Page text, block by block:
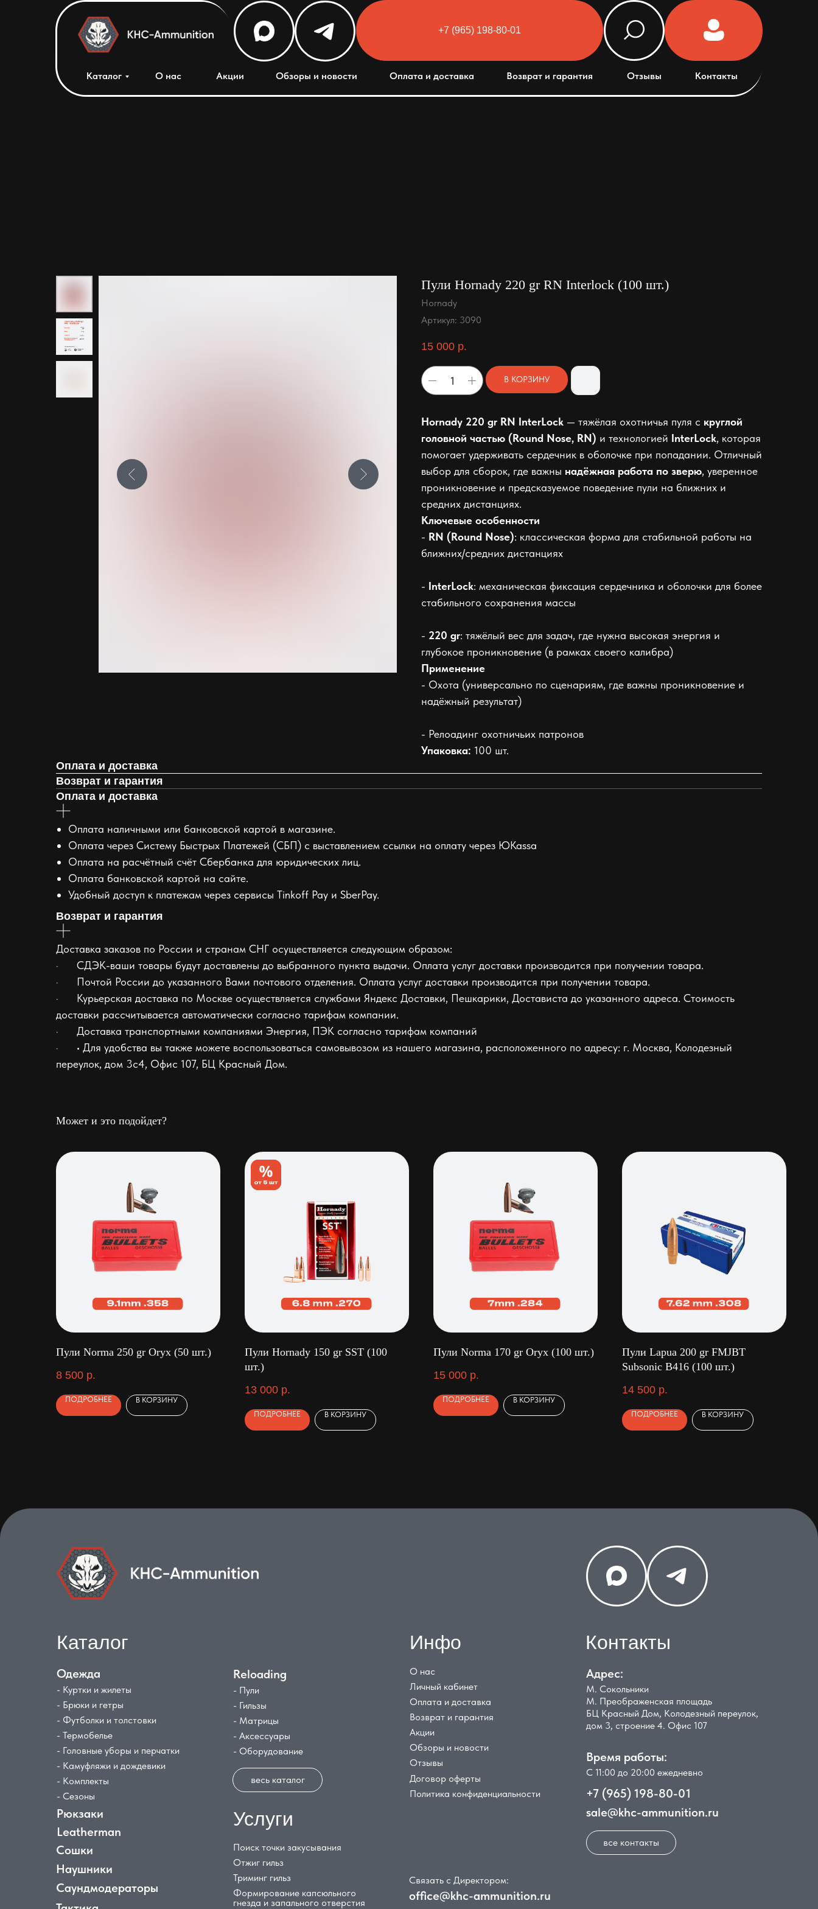
+7 (965) 198-80-01
Каталог О нас Акции Обзоры и новости Оплата и доставка Возврат и гарантия Отзывы Контакты
Html code will be here
Пули Hornady 220 gr RN Interlock (100 шт.)
Hornady
Артикул: 3090
15 000 р.
В КОРЗИНУ
Hornady 220 gr RN InterLock — тяжёлая охотничья пуля с круглой
головной частью (Round Nose, RN) и технологией InterLock, которая
помогает удерживать сердечник в оболочке при попадании. Отличный
выбор для сборок, где важны надёжная работа по зверю, уверенное
проникновение и предсказуемое поведение пули на ближних и
средних дистанциях.
Ключевые особенности
- RN (Round Nose): классическая форма для стабильной работы на
ближних/средних дистанциях
- InterLock: механическая фиксация сердечника и оболочки для более
стабильного сохранения массы
- 220 gr: тяжёлый вес для задач, где нужна высокая энергия и
глубокое проникновение (в рамках своего калибра)
Применение
- Охота (универсально по сценариям, где важны проникновение и
надёжный результат)
- Релоадинг охотничьих патронов
Упаковка: 100 шт.
Оплата и доставка
Возврат и гарантия
Оплата и доставка
Оплата наличными или банковской картой в магазине.
Оплата через Систему Быстрых Платежей (СБП) с выставлением ссылки на оплату через ЮKassa
Оплата на расчётный счёт Сбербанка для юридических лиц.
Оплата банковской картой на сайте.
Удобный доступ к платежам через сервисы Tinkoff Pay и SberPay.
Возврат и гарантия
Доставка заказов по России и странам СНГ осуществляется следующим образом:
· СДЭК-ваши товары будут доставлены до выбранного пункта выдачи. Оплата услуг доставки производится при получении товара.
· Почтой России до указанного Вами почтового отделения. Оплата услуг доставки производится при получении товара.
· Курьерская доставка по Москве осуществляется службами Яндекс Доставки, Пешкарики, Достависта до указанного адреса. Стоимость
доставки рассчитывается автоматически согласно тарифам компании.
· Доставка транспортными компаниями Энергия, ПЭК согласно тарифам компаний
· • Для удобства вы также можете воспользоваться самовывозом из нашего магазина, расположенного по адресу: г. Москва, Колодезный
переулок, дом 3с4, Офис 107, БЦ Красный Дом.
Может и это подойдет?
Пули Norma 250 gr Oryx (50 шт.)
8 500 р.
ПОДРОБНЕЕ В КОРЗИНУ
Пули Hornady 150 gr SST (100
шт.)
13 000 р.
ПОДРОБНЕЕ В КОРЗИНУ
Пули Norma 170 gr Oryx (100 шт.)
15 000 р.
ПОДРОБНЕЕ В КОРЗИНУ
Пули Lapua 200 gr FMJBT
Subsonic B416 (100 шт.)
14 500 р.
ПОДРОБНЕЕ В КОРЗИНУ
Каталог Инфо Контакты
Одежда
- Куртки и жилеты
- Брюки и гетры
- Футболки и толстовки
- Термобелье
- Головные уборы и перчатки
- Камуфляжи и дождевики
- Комплекты
- Сезоны
Рюкзаки
Leatherman
Сошки
Наушники
Саундмодераторы
О нас
Личный кабинет
Оплата и доставка
Возврат и гарантия
Акции
Обзоры и новости
Отзывы
Договор оферты
Адрес:
М. Сокольники
М. Преображенская площадь
БЦ Красный Дом, Колодезный переулок,
дом 3, строение 4. Офис 107
Время работы:
С 11:00 до 20:00 ежедневно
office@khc-ammunition.ru
Связать с Директором:
+7 (965) 198-80-01
sale@khc-ammunition.ru
Reloading
- Пули
- Гильзы
- Матрицы
- Аксессуары
- Оборудование
Поиск точки закусывания
Услуги
Отжиг гильз
Триминг гильз
Формирование капсюльного
гнезда и запального отверстия
весь каталог
все контакты
Политика конфиденциальности